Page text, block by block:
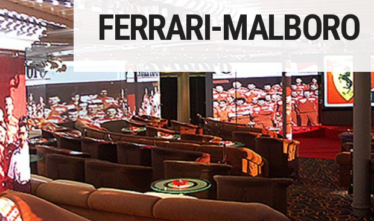
Stark Interactive Library
Stark Matrix Touch
Stark Reveal
Imagewall Series
Arredi Tecnologici
Stark C-Table
New Theatre
Revolution
Cannon
FERRARI-MALBORO